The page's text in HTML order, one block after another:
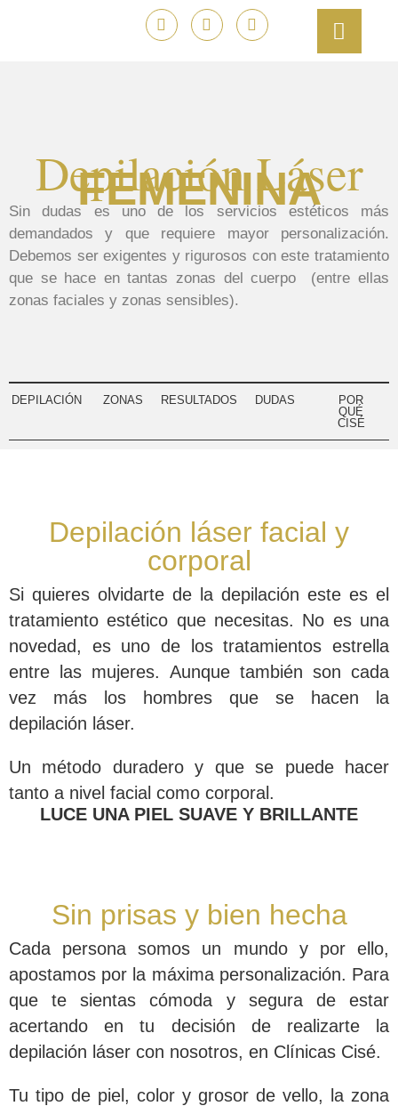
Depilación Láser
FEMENINA
Sin dudas es uno de los servicios estéticos más
demandados y que requiere mayor personalización.
Debemos ser exigentes y rigurosos con este tratamiento
que se hace en tantas zonas del cuerpo (entre ellas
zonas faciales y zonas sensibles).
DEPILACIÓN ZONAS RESULTADOS DUDAS
POR
QUÉ
CISÉ
Depilación láser facial y
corporal
Si quieres olvidarte de la depilación este es el
tratamiento estético que necesitas. No es una
novedad, es uno de los tratamientos estrella
entre las mujeres. Aunque también son cada
vez más los hombres que se hacen la
depilación láser.
Un método duraderoy que se puede hacer
tanto a nivel facial como corporal.
LUCE UNA PIEL SUAVE Y BRILLANTE
Sin prisas y bien hecha
Cada persona somos un mundo y por ello,
apostamos por la máxima personalización. Para
que te sientas cómoda y segura de estar
acertando en tu decisión de realizarte la
depilación láser con nosotros, en Clínicas Cisé.
Tu tipo de piel, color y grosor de vello, la zona